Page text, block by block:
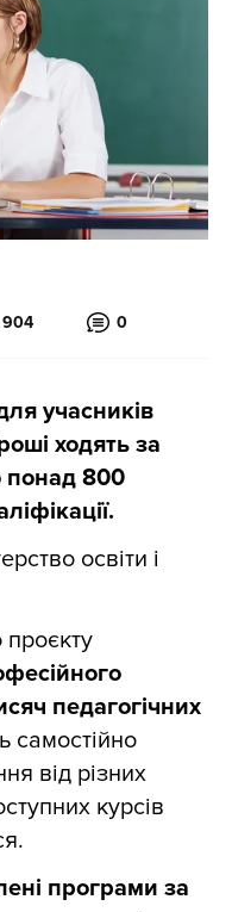
904 0
учасників
ходять за
понад 800
освіти і
проєкту
педагогічних
самостійно
від різних
курсів
програми за